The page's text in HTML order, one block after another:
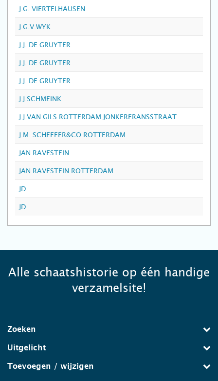
J.G. VIERTELHAUSEN
J.G.V.WYK
J.J. DE GRUYTER
J.J. DE GRUYTER
J.J. DE GRUYTER
J.J.SCHMEINK
J.J.VAN GILS ROTTERDAM JONKERFRANSSTRAAT
J.M. SCHEFFER&CO ROTTERDAM
JAN RAVESTEIN
JAN RAVESTEIN ROTTERDAM
JD
JD
Alle schaatshistorie op één handige
verzamelsite!
Zoeken
Uitgelicht
Toevoegen / wijzigen